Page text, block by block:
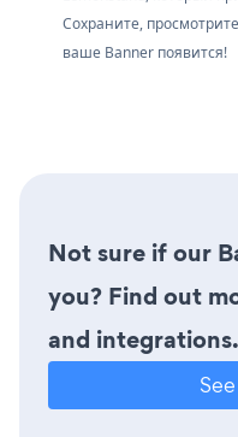
Сохраните,
ваше Banner появится!
Not sure if our
you? Find out
and integrations.